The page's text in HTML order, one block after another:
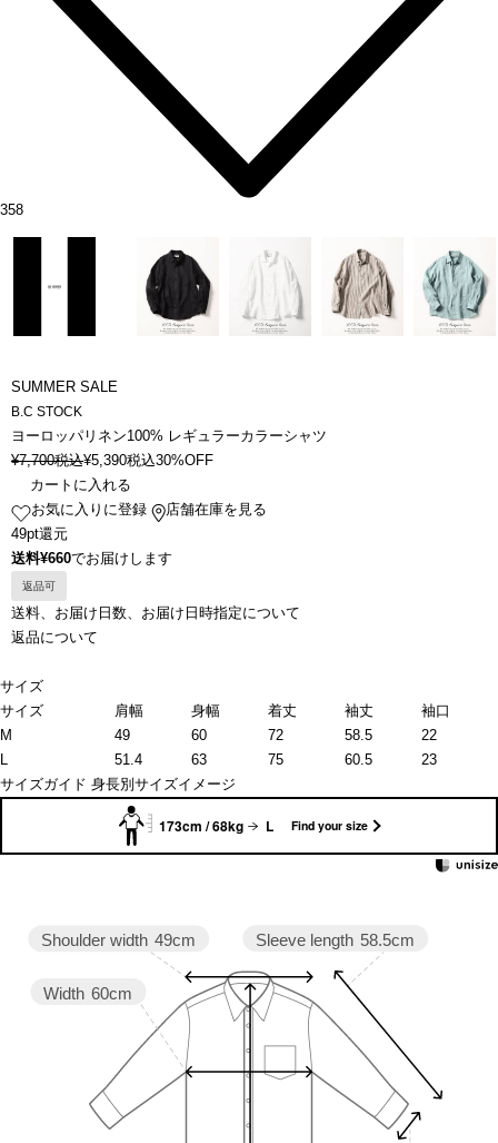
358
SUMMER SALE
B.C STOCK
ヨーロッパリネン100% レギュラーカラーシャツ
¥7,700税込¥5,390税込30%OFF
カートに入れる
お気に入りに登録
店舗在庫を見る
49pt還元
送料¥660でお届けします
返品可
送料、お届け日数、お届け日時指定について
返品について
サイズ
サイズ
肩幅 身幅 着丈 袖丈
袖口
M
49 60 72 58.5
22
L
51.4 63 75 60.5
23
サイズガイド 身長別サイズイメージ
173cm / 68kg L Find your size
Sleeve length 58.5cm
Width 60cm
Shoulder width 49cm